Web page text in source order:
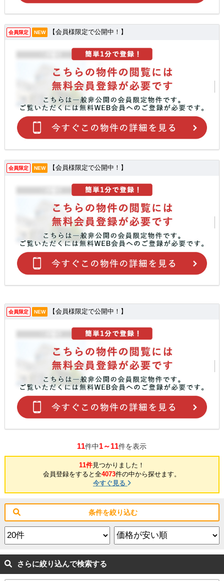
会員限定 NEW 【会員様限定で公開中！】
会員限定 NEW 【会員様限定で公開中！】
会員限定 NEW 【会員様限定で公開中！】
11件中1～11件を表示
11件見つかりました！
会員登録をすると全4073件の中から探せます。
今すぐ見る
条件を絞り込む
さらに絞り込んで検索する